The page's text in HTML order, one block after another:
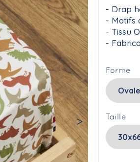
Drap
Motifs
Tissu
Forme
Taille